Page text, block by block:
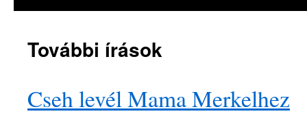
További írások
Cseh levél Mama Merkelhez